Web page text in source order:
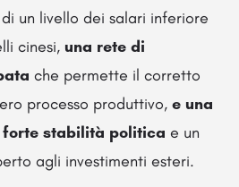
un livello dei salari inferiore
cinesi, una rete di
che permette il corretto
processo produttivo, e una
forte stabilità politica e un
agli investimenti esteri.